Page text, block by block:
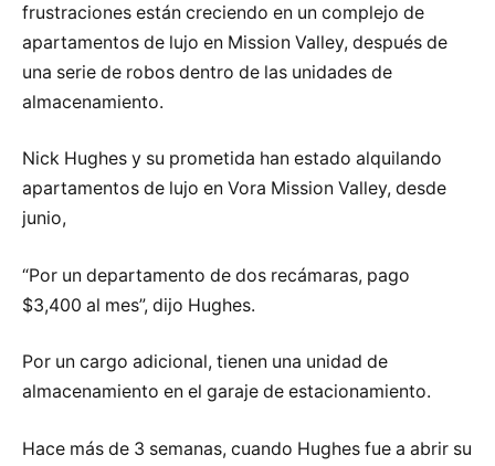
frustraciones están creciendo en un complejo de
apartamentos de lujo en Mission Valley, después de
una serie de robos dentro de las unidades de
almacenamiento.
Nick Hughes y su prometida han estado alquilando
apartamentos de lujo en Vora Mission Valley, desde
junio,
“Por un departamento de dos recámaras, pago
$3,400 al mes”, dijo Hughes.
Por un cargo adicional, tienen una unidad de
almacenamiento en el garaje de estacionamiento.
Hace más de 3 semanas, cuando Hughes fue a abrir su